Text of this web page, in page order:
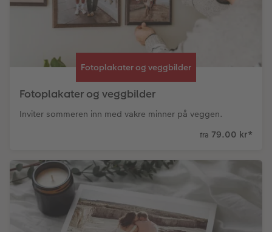
Fotoplakater og veggbilder
Fotoplakater og veggbilder
Inviter sommeren inn med vakre minner på veggen.
fra 79.00 kr*